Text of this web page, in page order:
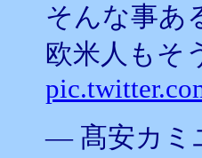
そんな事あ
欧米人もそ
— 髙安カミ